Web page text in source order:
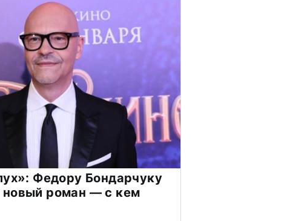
Федору Бондарчуку
роман — с кем